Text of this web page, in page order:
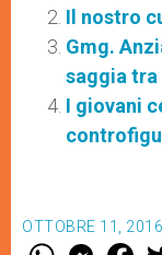
Il nostro
Gmg.
saggia tra
I giovani
OTTOBRE 11,
W M F